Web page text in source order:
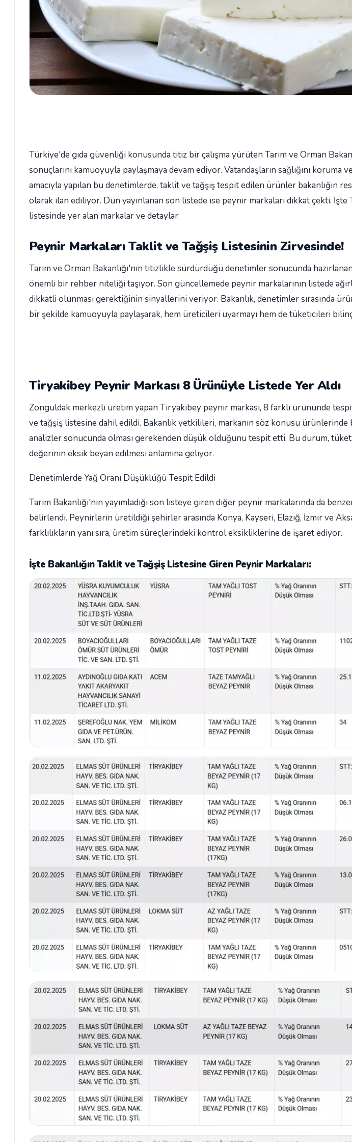
Türkiye'de gıda güvenliği konusunda titiz bir çalışma yürüten Tarım ve Orman
sonuçlarını kamuoyuyla paylaşmaya devam ediyor. Vatandaşların sağlığını koruma
amacıyla yapılan bu denetimlerde, taklit ve tağşiş tespit edilen ürünler bakanlığın
olarak ilan ediliyor. Dün yayınlanan son listede ise peynir markaları dikkat çekti. İşte
listesinde yer alan markalar ve detaylar:
Peynir Markaları Taklit ve Tağşiş Listesinin Zirvesinde!
Tarım ve Orman Bakanlığı'nın titizlikle sürdürdüğü denetimler sonucunda
önemli bir rehber niteliği taşıyor. Son güncellemede peynir markalarının listede
dikkatli olunması gerektiğinin sinyallerini veriyor. Bakanlık, denetimler sırasında
bir şekilde kamuoyuyla paylaşarak, hem üreticileri uyarmayı hem de tüketicileri
Tiryakibey Peynir Markası 8 Ürünüyle Listede Yer Aldı
Zonguldak merkezli üretim yapan Tiryakibey peynir markası, 8 farklı ürününde
ve tağşiş listesine dahil edildi. Bakanlık yetkilileri, markanın söz konusu ürünlerinde
analizler sonucunda olması gerekenden düşük olduğunu tespit etti. Bu durum,
değerinin eksik beyan edilmesi anlamına geliyor.
Denetimlerde Yağ Oranı Düşüklüğü Tespit Edildi
Tarım Bakanlığı'nın yayımladığı son listeye giren diğer peynir markalarında da
belirlendi. Peynirlerin üretildiği şehirler arasında Konya, Kayseri, Elazığ, İzmir ve
farklılıkların yanı sıra, üretim süreçlerindeki kontrol eksikliklerine de işaret ediyor.
İşte Bakanlığın Taklit ve Tağşiş Listesine Giren Peynir Markaları: